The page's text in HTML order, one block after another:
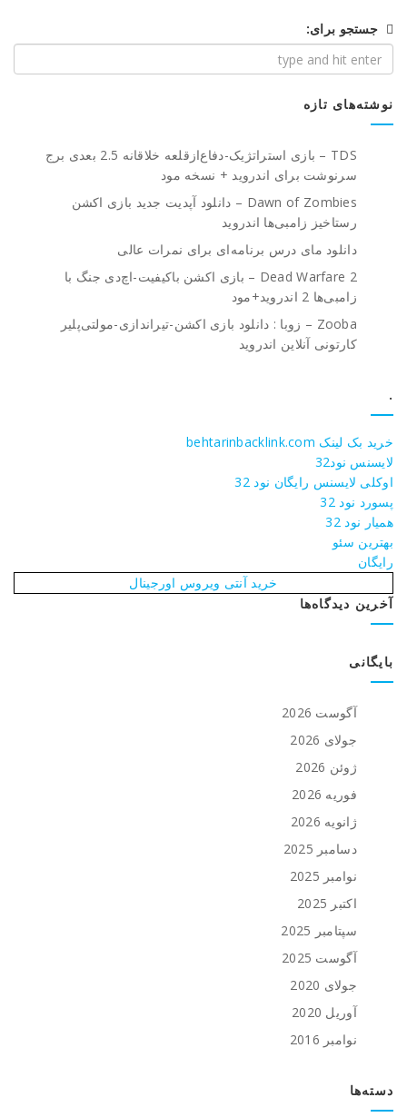
جستجو برای:
نوشته‌های تازه
TDS – بازی استراتژیک-دفاع‌از‌قلعه خلاقانه 2.5 بعدی برج
سرنوشت برای اندروید + نسخه مود
Dawn of Zombies – دانلود آپدیت جدید بازی اکشن
رستاخیز زامبی‌ها اندروید
دانلود مای درس برنامه‌ای برای نمرات عالی
Dead Warfare 2 – بازی اکشن باکیفیت-اچ‌دی جنگ با
زامبی‌ها 2 اندروید+مود
Zooba – زوبا : دانلود بازی اکشن-تیراندازی-مولتی‌پلیر
کارتونی آنلاین اندروید
.
خرید بک لینک behtarinbacklink.com
لایسنس نود32
اوکلی لایسنس رایگان نود 32
پسورد نود 32
همیار نود 32
بهترین سئو
رایگان
خرید آنتی ویروس اورجینال
آخرین دیدگاه‌ها
بایگانی
آگوست 2026
جولای 2026
ژوئن 2026
فوریه 2026
ژانویه 2026
دسامبر 2025
نوامبر 2025
اکتبر 2025
سپتامبر 2025
آگوست 2025
جولای 2020
آوریل 2020
نوامبر 2016
دسته‌ها